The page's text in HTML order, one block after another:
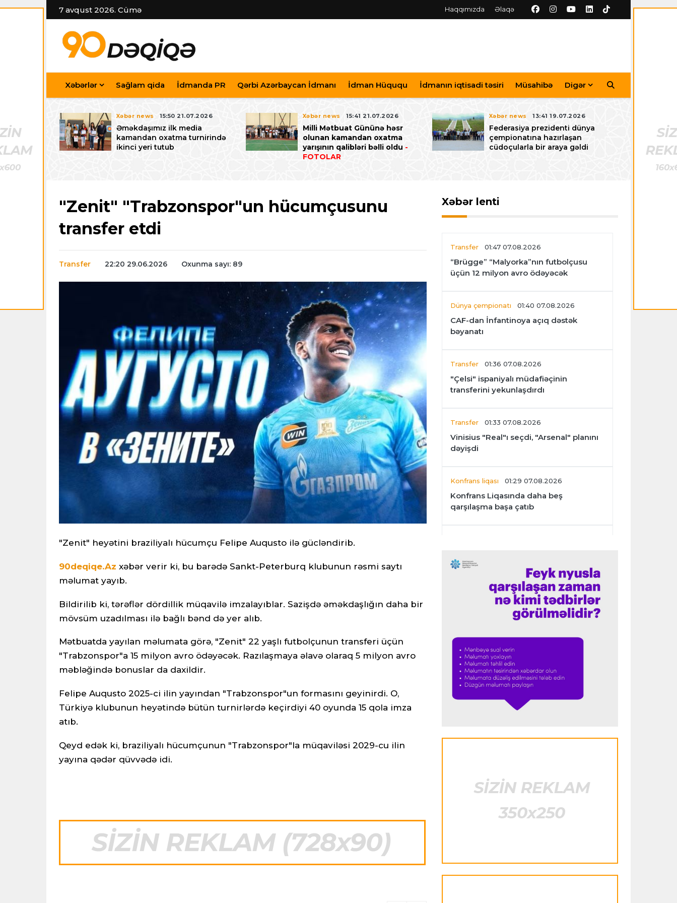
7 avqust 2026. Cümə Haqqımızda Əlaqə
Xəbərlər Sağlam qida İdmanda PR Qərbi Azərbaycan İdmanı İdman Hüququ İdmanın iqtisadi təsiri Müsahibə Digər
U-15
festivalı ilə
Xəbər news 15:50 21.07.2026
Əməkdaşımız ilk media
kamandan oxatma turnirində
ikinci yeri tutub
Xəbər news 15:41 21.07.2026
Milli Mətbuat Gününə həsr
olunan kamandan oxatma
yarışının qalibləri bəlli oldu -
FOTOLAR
Xəbər news 13:41 19.07.2026
Federasiya prezidenti dünya
çempionatına hazırlaşan
cüdoçularla bir araya gəldi
"Zenit" "Trabzonspor"un hücumçusunu
transfer etdi
Transfer 22:20 29.06.2026 Oxunma sayı: 89
"Zenit" heyətini braziliyalı hücumçu Felipe Auqusto ilə gücləndirib.
90deqiqe.Az xəbər verir ki, bu barədə Sankt-Peterburq klubunun rəsmi saytı
məlumat yayıb.
Bildirilib ki, tərəflər dördillik müqavilə imzalayıblar. Sazişdə əməkdaşlığın daha bir
mövsüm uzadılması ilə bağlı bənd də yer alıb.
Mətbuatda yayılan məlumata görə, "Zenit" 22 yaşlı futbolçunun transferi üçün
"Trabzonspor"a 15 milyon avro ödəyəcək. Razılaşmaya əlavə olaraq 5 milyon avro
məbləğində bonuslar da daxildir.
Felipe Auqusto 2025-ci ilin yayından "Trabzonspor"un formasını geyinirdi. O,
Türkiyə klubunun heyətində bütün turnirlərdə keçirdiyi 40 oyunda 15 qola imza
atıb.
Qeyd edək ki, braziliyalı hücumçunun "Trabzonspor"la müqaviləsi 2029-cu ilin
yayına qədər qüvvədə idi.
Xəbər lenti
Transfer 01:47 07.08.2026
“Brügge” “Malyorka”nın futbolçusu
üçün 12 milyon avro ödəyəcək
Dünya çempionatı 01:40 07.08.2026
CAF-dan İnfantinoya açıq dəstək
bəyanatı
Transfer 01:36 07.08.2026
"Çelsi" ispaniyalı müdafiəçinin
transferini yekunlaşdırdı
Transfer 01:33 07.08.2026
Vinisius "Real"ı seçdi, "Arsenal" planını
dəyişdi
Konfrans liqası 01:29 07.08.2026
Konfrans Liqasında daha beş
qarşılaşma başa çatıb
İspaniya L.L. 01:23 07.08.2026
"Barselona" Mərakeş klubuna qarşı
keçirilməsi planlaşdırılan yoldaşlıq
Dünya çempionatı
"Prezident səlahiyyətlərindən sui-
istifadə edib"- FIFPRO-dan İnfantinoya
"Antonelli çox etibarlı pilota çevrilib"
"Antonelli mövsümün ən yaxşı